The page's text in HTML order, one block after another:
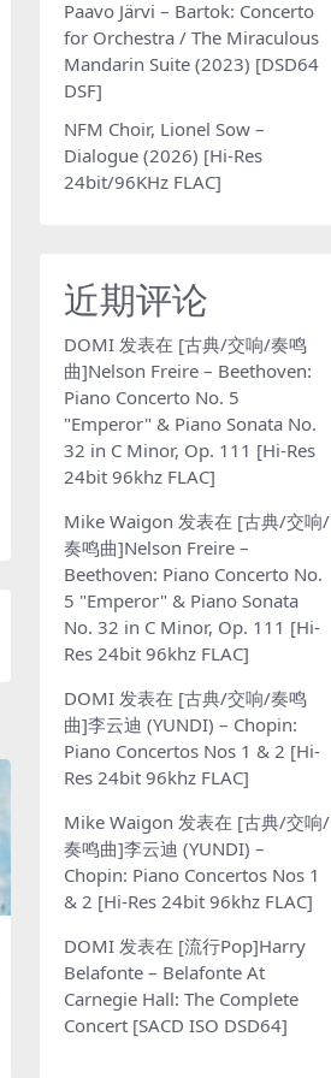
Paavo Järvi – Bartok: Concerto
for Orchestra / The Miraculous
Mandarin Suite (2023) [DSD64
DSF]
NFM Choir, Lionel Sow –
Dialogue (2026) [Hi-Res
24bit/96KHz FLAC]
近期评论
DOMI 发表在 [古典/交响/奏鸣
曲]Nelson Freire – Beethoven:
Piano Concerto No. 5
"Emperor" & Piano Sonata No.
32 in C Minor, Op. 111 [Hi-Res
24bit 96khz FLAC]
Mike Waigon 发表在 [古典/交响/
奏鸣曲]Nelson Freire –
Beethoven: Piano Concerto No.
5 "Emperor" & Piano Sonata
No. 32 in C Minor, Op. 111 [Hi-
Res 24bit 96khz FLAC]
DOMI 发表在 [古典/交响/奏鸣
曲]李云迪 (YUNDI) – Chopin:
Piano Concertos Nos 1 & 2 [Hi-
Res 24bit 96khz FLAC]
Mike Waigon 发表在 [古典/交响/
奏鸣曲]李云迪 (YUNDI) –
Chopin: Piano Concertos Nos 1
& 2 [Hi-Res 24bit 96khz FLAC]
DOMI 发表在 [流行Pop]Harry
Belafonte – Belafonte At
Carnegie Hall: The Complete
Concert [SACD ISO DSD64]